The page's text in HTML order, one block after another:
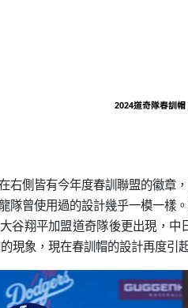
2024道奇隊春訓帽
右側皆有今年度春訓聯盟的徽章
隊曾使用過的設計幾乎一模一樣
谷翔平加盟道奇隊後更出現，
現象，現在春訓帽的設計再度引